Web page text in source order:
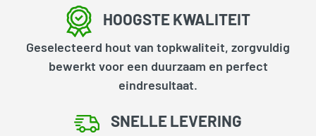
HOOGSTE KWALITEIT
Geselecteerd hout van topkwaliteit, zorgvuldig
bewerkt voor een duurzaam en perfect
eindresultaat.
SNELLE LEVERING